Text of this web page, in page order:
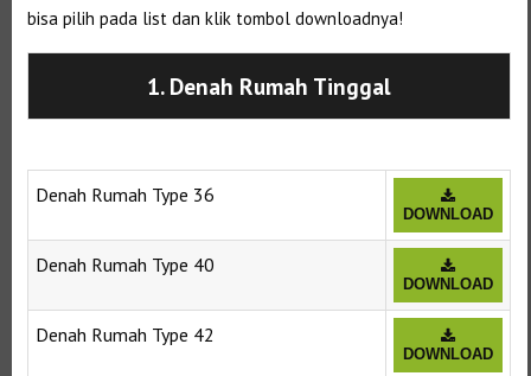
bisa pilih pada list dan klik tombol downloadnya!
1. Denah Rumah Tinggal
Denah Rumah Type 36
DOWNLOAD
Denah Rumah Type 40
DOWNLOAD
Denah Rumah Type 42
DOWNLOAD